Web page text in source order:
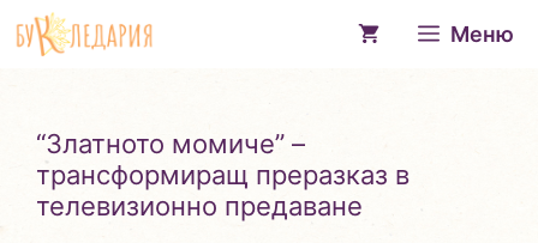
Към
съдържанието
Меню
“Златното момиче” –
трансформиращ преразказ в
телевизионно предаване